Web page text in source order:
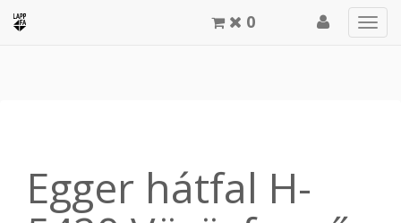
0
Egger hátfal H-